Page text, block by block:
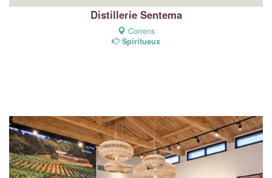
Distillerie Sentema
Correns
Spiritueux